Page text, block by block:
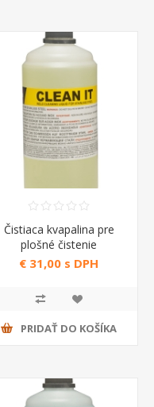
Čistiaca kvapalina pre
plošné čistenie
nerezových zvarov Clean
€ 31,00 s DPH
PRIDAŤ DO KOŠÍKA